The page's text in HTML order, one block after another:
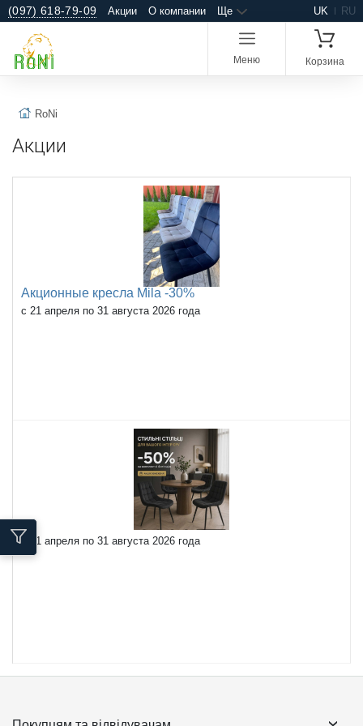
(097) 618-79-09 Акции О компании Ще UK RU
Меню Корзина
RoNi
Акции
Акционные кресла Mila -30%
с 21 апреля по 31 августа 2026 года
с 21 апреля по 31 августа 2026 года